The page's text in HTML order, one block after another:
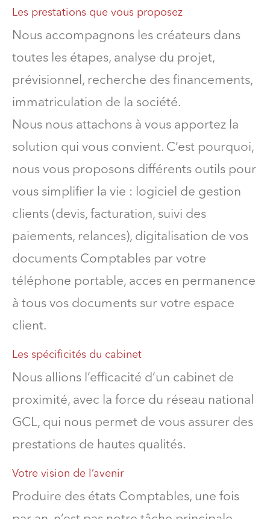
Les prestations que vous proposez
Nous accompagnons les créateurs dans
toutes les étapes, analyse du projet,
prévisionnel, recherche des financements,
immatriculation de la société.
Nous nous attachons à vous apportez la
solution qui vous convient. C’est pourquoi,
nous vous proposons différents outils pour
vous simplifier la vie : logiciel de gestion
clients (devis, facturation, suivi des
paiements, relances), digitalisation de vos
documents Comptables par votre
téléphone portable, acces en permanence
à tous vos documents sur votre espace
client.
Les spécificités du cabinet
Nous allions l’efficacité d’un cabinet de
proximité, avec la force du réseau national
GCL, qui nous permet de vous assurer des
prestations de hautes qualités.
Votre vision de l’avenir
Produire des états Comptables, une fois